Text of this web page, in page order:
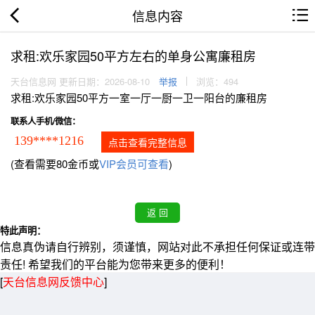
信息内容
求租:欢乐家园50平方左右的单身公寓廉租房
天台信息网 更新日期：2026-08-10 举报 浏览：494
求租:欢乐家园50平方一室一厅一厨一卫一阳台的廉租房
联系人手机/微信：
139****1216 点击查看完整信息
(查看需要80金币或VIP会员可查看)
特此声明：
信息真伪请自行辨别，须谨慎，网站对此不承担任何保证或连带
责任! 希望我们的平台能为您带来更多的便利！
[天台信息网反馈中心]